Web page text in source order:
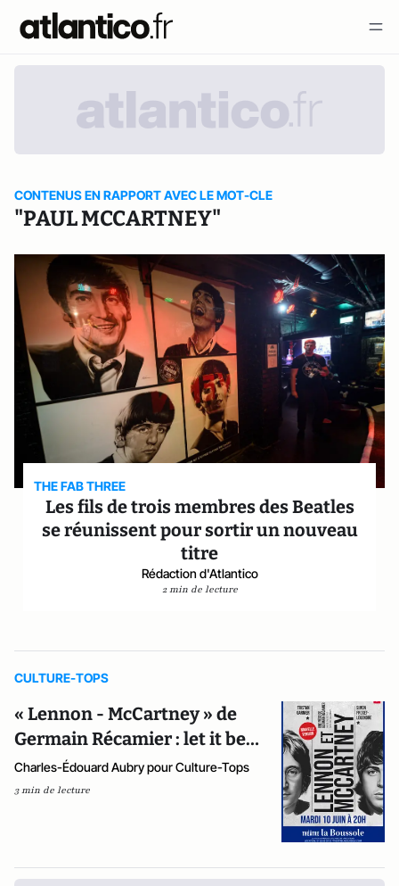
CONTENUS EN RAPPORT AVEC LE MOT-CLE
"PAUL MCCARTNEY"
THE FAB THREE
Les fils de trois membres des Beatles
se réunissent pour sortir un nouveau
titre
Rédaction d'Atlantico
2 min de lecture
CULTURE-TOPS
« Lennon - McCartney » de
Germain Récamier : let it be…
Charles-Édouard Aubry pour Culture-Tops
3 min de lecture